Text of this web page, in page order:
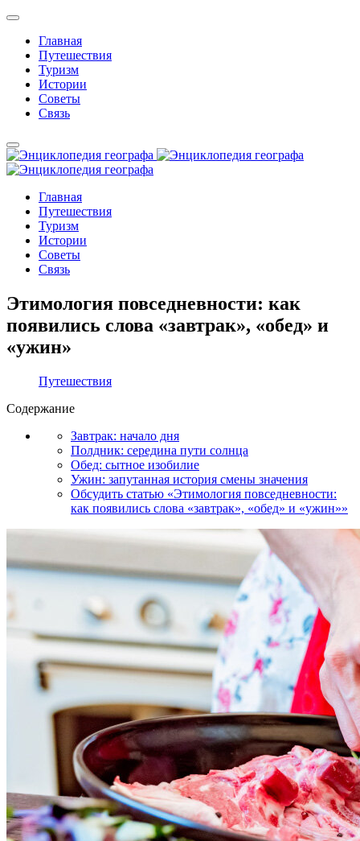
Главная
Путешествия
Туризм
Истории
Советы
Связь
Главная
Путешествия
Туризм
Истории
Советы
Связь
Этимология повседневности: как
появились слова «завтрак», «обед» и
«ужин»
Путешествия
Содержание
Завтрак: начало дня
Полдник: середина пути солнца
Обед: сытное изобилие
Ужин: запутанная история смены значения
Обсудить статью «Этимология повседневности:
как появились слова «завтрак», «обед» и «ужин»»